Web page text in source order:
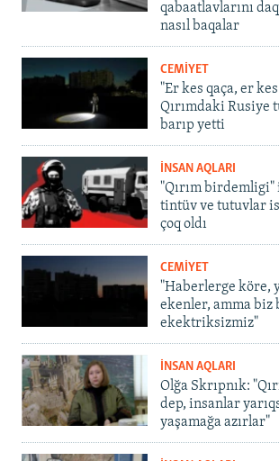
qabaatlavlarını
nasıl baqalar
CEMİYET
"Er kes qaça, er
Qırımdaki Rusiye
barıp yetti
İNSAN AQLARI
"Qırım birdemligi"
tintüv ve tutuvlar
çoq oldı
CEMİYET
"Haberlerge köre,
ekenler, amma biz
ekektriksizmiz"
İNSAN AQLARI
Olğa Skrıpnık:
dep, insanlar
yaşamağa azırlar"